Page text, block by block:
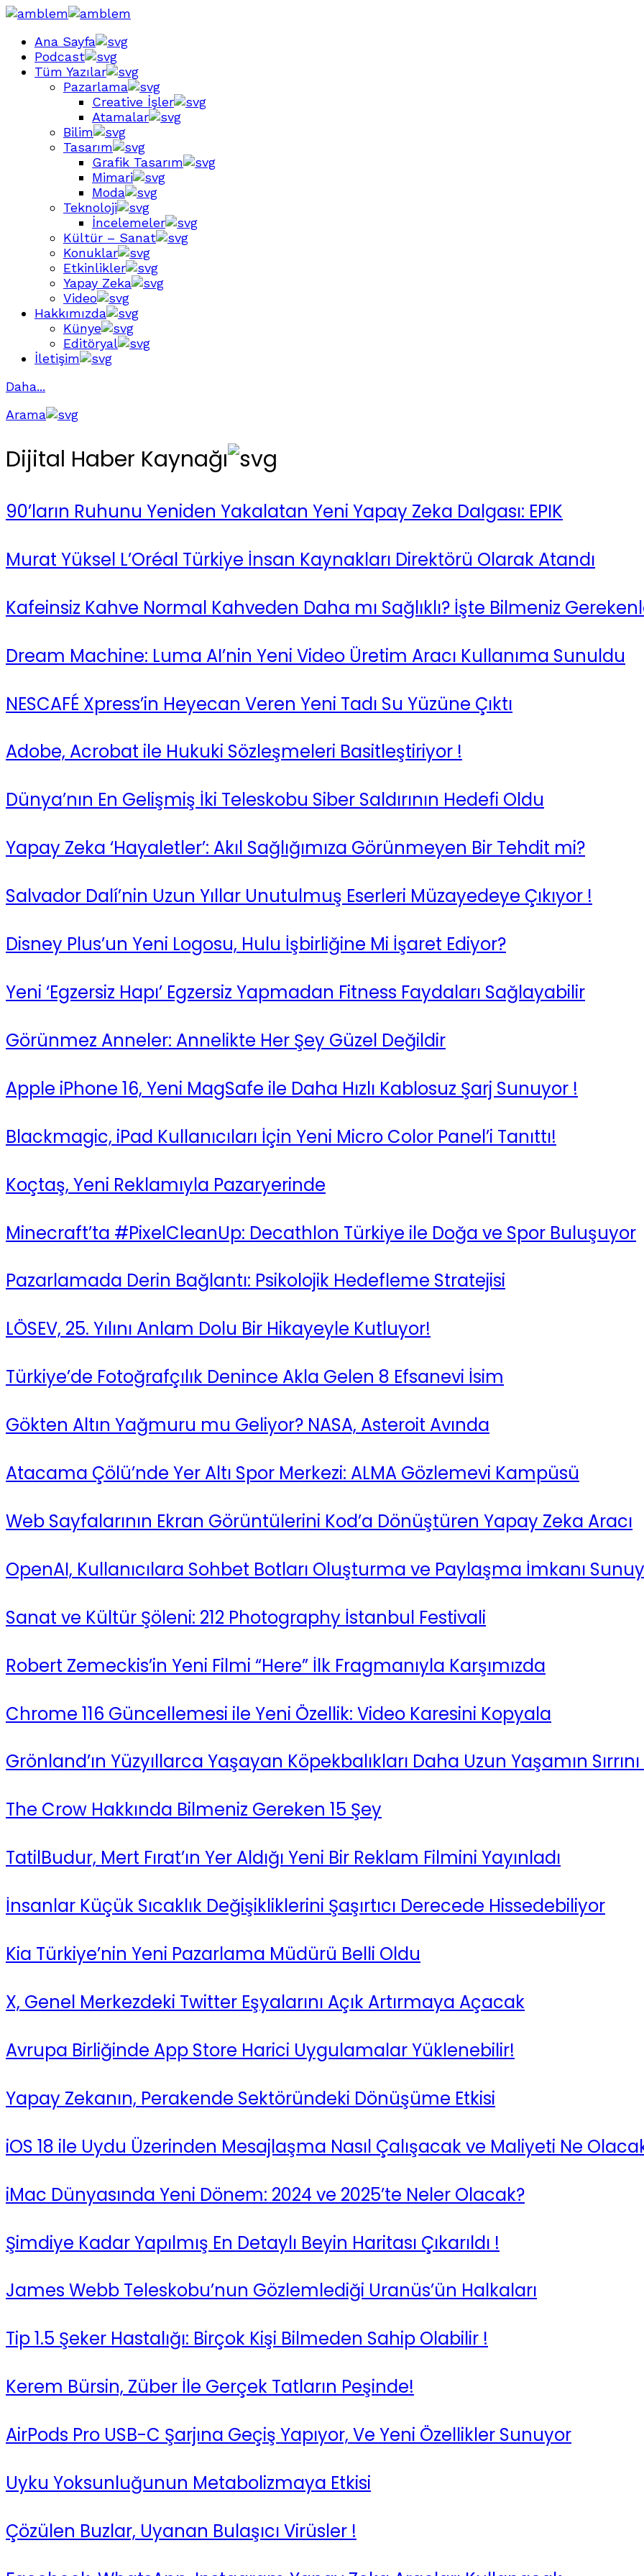
Ana Sayfa
Podcast
Tüm Yazılar
Pazarlama
Creative İşler
Atamalar
Bilim
Tasarım
Grafik Tasarım
Mimari
Moda
Teknoloji
İncelemeler
Kültür – Sanat
Konuklar
Etkinlikler
Yapay Zeka
Video
Hakkımızda
Künye
Editöryal
İletişim
Daha...
Arama
Dijital Haber Kaynağı
90’ların Ruhunu Yeniden Yakalatan Yeni Yapay Zeka Dalgası: EPIK
Murat Yüksel L’Oréal Türkiye İnsan Kaynakları Direktörü Olarak Atandı
Kafeinsiz Kahve Normal Kahveden Daha mı Sağlıklı? İşte Bilmeniz
Dream Machine: Luma AI’nin Yeni Video Üretim Aracı Kullanıma Sunuldu
NESCAFÉ Xpress’in Heyecan Veren Yeni Tadı Su Yüzüne Çıktı
Adobe, Acrobat ile Hukuki Sözleşmeleri Basitleştiriyor !
Dünya’nın En Gelişmiş İki Teleskobu Siber Saldırının Hedefi Oldu
Yapay Zeka ‘Hayaletler’: Akıl Sağlığımıza Görünmeyen Bir Tehdit mi?
Salvador Dalí’nin Uzun Yıllar Unutulmuş Eserleri Müzayedeye Çıkıyor !
Disney Plus’un Yeni Logosu, Hulu İşbirliğine Mi İşaret Ediyor?
Yeni ‘Egzersiz Hapı’ Egzersiz Yapmadan Fitness Faydaları Sağlayabilir
Görünmez Anneler: Annelikte Her Şey Güzel Değildir
Apple iPhone 16, Yeni MagSafe ile Daha Hızlı Kablosuz Şarj Sunuyor !
Blackmagic, iPad Kullanıcıları İçin Yeni Micro Color Panel’i Tanıttı!
Koçtaş, Yeni Reklamıyla Pazaryerinde
Minecraft’ta #PixelCleanUp: Decathlon Türkiye ile Doğa ve Spor Buluşuyor
Pazarlamada Derin Bağlantı: Psikolojik Hedefleme Stratejisi
LÖSEV, 25. Yılını Anlam Dolu Bir Hikayeyle Kutluyor!
Türkiye’de Fotoğrafçılık Denince Akla Gelen 8 Efsanevi İsim
Gökten Altın Yağmuru mu Geliyor? NASA, Asteroit Avında
Atacama Çölü’nde Yer Altı Spor Merkezi: ALMA Gözlemevi Kampüsü
Web Sayfalarının Ekran Görüntülerini Kod’a Dönüştüren Yapay Zeka Aracı
OpenAI, Kullanıcılara Sohbet Botları Oluşturma ve Paylaşma İmkanı
Sanat ve Kültür Şöleni: 212 Photography İstanbul Festivali
Robert Zemeckis’in Yeni Filmi “Here” İlk Fragmanıyla Karşımızda
Chrome 116 Güncellemesi ile Yeni Özellik: Video Karesini Kopyala
Grönland’ın Yüzyıllarca Yaşayan Köpekbalıkları Daha Uzun Yaşamın
The Crow Hakkında Bilmeniz Gereken 15 Şey
TatilBudur, Mert Fırat’ın Yer Aldığı Yeni Bir Reklam Filmini Yayınladı
İnsanlar Küçük Sıcaklık Değişikliklerini Şaşırtıcı Derecede Hissedebiliyor
Kia Türkiye’nin Yeni Pazarlama Müdürü Belli Oldu
X, Genel Merkezdeki Twitter Eşyalarını Açık Artırmaya Açacak
Avrupa Birliğinde App Store Harici Uygulamalar Yüklenebilir!
Yapay Zekanın, Perakende Sektöründeki Dönüşüme Etkisi
iOS 18 ile Uydu Üzerinden Mesajlaşma Nasıl Çalışacak ve Maliyeti Ne
iMac Dünyasında Yeni Dönem: 2024 ve 2025’te Neler Olacak?
Şimdiye Kadar Yapılmış En Detaylı Beyin Haritası Çıkarıldı !
James Webb Teleskobu’nun Gözlemlediği Uranüs’ün Halkaları
Tip 1.5 Şeker Hastalığı: Birçok Kişi Bilmeden Sahip Olabilir !
Kerem Bürsin, Züber İle Gerçek Tatların Peşinde!
AirPods Pro USB-C Şarjına Geçiş Yapıyor, Ve Yeni Özellikler Sunuyor
Uyku Yoksunluğunun Metabolizmaya Etkisi
Çözülen Buzlar, Uyanan Bulaşıcı Virüsler !